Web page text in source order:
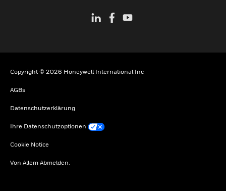
Copyright © 2026 Honeywell International Inc
AGBs
Datenschutzerklärung
Ihre Datenschutzoptionen
Cookie Notice
Von Allem Abmelden.